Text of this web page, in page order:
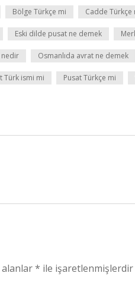
Bölge Türkçe mi Cadde Türkçe
Eski dilde pusat ne demek
nedir Osmanlıda avrat ne demek
Türk ismi mi Pusat Türkçe mi
* ile işaretlenmişlerdir